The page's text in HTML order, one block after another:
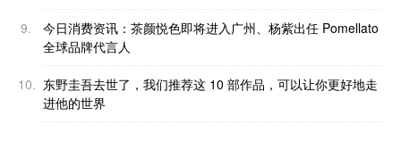
9.
今日消费资讯：茶颜悦色即将进入广州、杨紫出任 Pomellato
全球品牌代言人
10. 东野圭吾去世了，我们推荐这 10 部作品，可以让你更好地走
进他的世界